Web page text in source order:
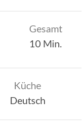
Gesamt
10 Minuten
Min.
Küche
Deutsch